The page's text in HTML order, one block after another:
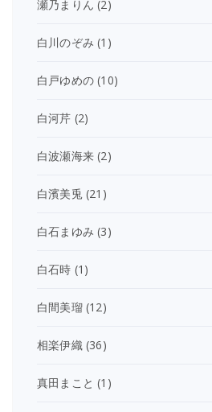
瀬乃まりん (2)
白川のぞみ (1)
白戸ゆめの (10)
白河芹 (2)
白波瀬海来 (2)
白濱美兎(21)
白石まゆみ (3)
白石時 (1)
白間美瑠(12)
相楽伊織(36)
真田まこと (1)